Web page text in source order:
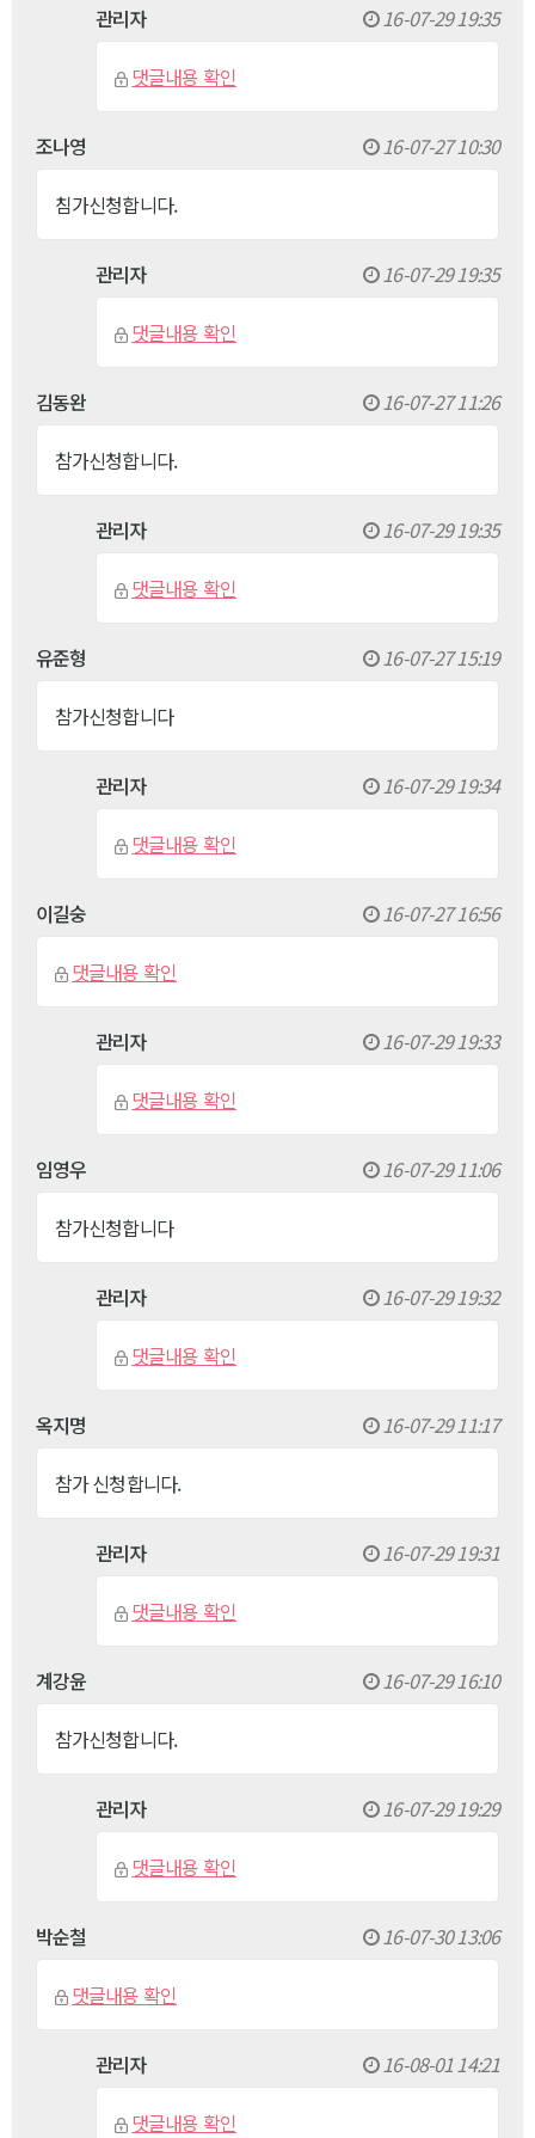
관리자 16-07-29 19:35
댓글내용 확인
조나영 16-07-27 10:30
침가신청합니다.
관리자 16-07-29 19:35
댓글내용 확인
김동완 16-07-27 11:26
참가신청합니다.
관리자 16-07-29 19:35
댓글내용 확인
유준형 16-07-27 15:19
참가신청합니다
관리자 16-07-29 19:34
댓글내용 확인
이길숭 16-07-27 16:56
댓글내용 확인
관리자 16-07-29 19:33
댓글내용 확인
임영우 16-07-29 11:06
참가신청합니다
관리자 16-07-29 19:32
댓글내용 확인
옥지명 16-07-29 11:17
참가 신청합니다.
관리자 16-07-29 19:31
댓글내용 확인
계강윤 16-07-29 16:10
참가신청합니다.
관리자 16-07-29 19:29
댓글내용 확인
박순철 16-07-30 13:06
댓글내용 확인
관리자 16-08-01 14:21
댓글내용 확인